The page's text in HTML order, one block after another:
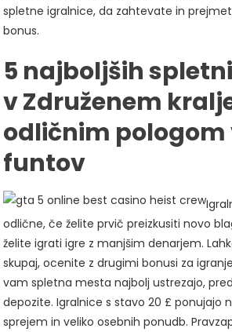
spletne igralnice, da zahtevate in
bonus.
5 najboljših
v Združenem
odličnim pologom
funtov
odlične, če želite prvič preizkusiti novo
želite igrati igre z manjšim denarjem.
skupaj, ocenite z drugimi bonusi za
vam spletna mesta najbolj ustrezajo,
depozite. Igralnice s stavo 20 £ ponujajo
sprejem in veliko osebnih ponudb.